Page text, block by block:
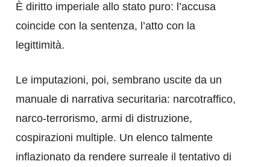
È diritto imperiale allo stato puro: l’accusa
coincide con la sentenza, l’atto con la
legittimità.
Le imputazioni, poi, sembrano uscite da un
manuale di narrativa securitaria: narcotraffico,
narco-terrorismo, armi di distruzione,
cospirazioni multiple. Un elenco talmente
inflazionato da rendere surreale il tentativo di